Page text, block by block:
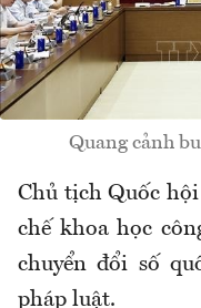
Quang cảnh
Chủ tịch Quốc
chế khoa học
chuyển đổi số
pháp luật.